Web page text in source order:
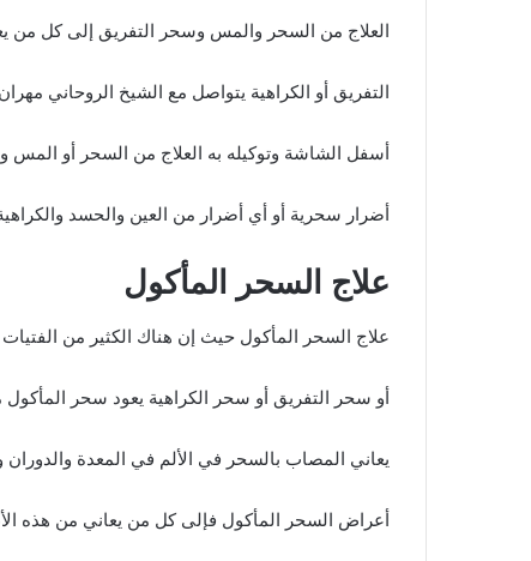
العلاج من السحر والمس وسحر التفريق إلى كل من
التفريق أو الكراهية يتواصل مع الشيخ الروحاني
أسفل الشاشة وتوكيله به العلاج من السحر أو
أضرار سحرية أو أي أضرار من العين والحسد
علاج السحر المأكول​
علاج السحر المأكول حيث إن هناك الكثير من
أو سحر التفريق أو سحر الكراهية يعود سحر
يعاني المصاب بالسحر في الألم في المعدة
أعراض السحر المأكول فإلى كل من يعاني من هذه